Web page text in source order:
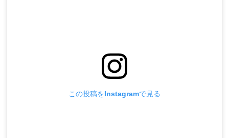
この投稿をInstagramで見る